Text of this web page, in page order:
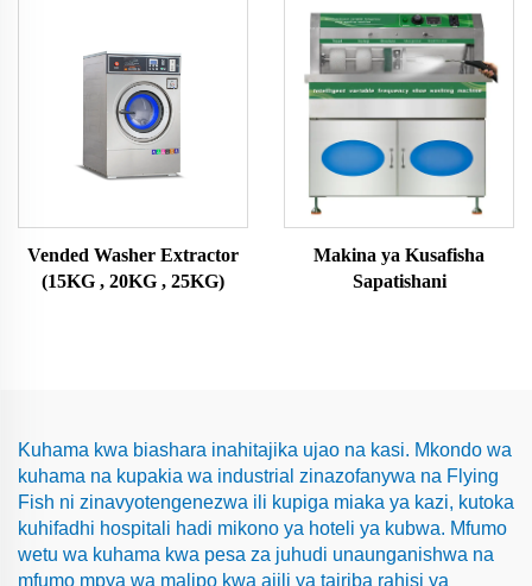
Vended Washer Extractor
(15KG , 20KG , 25KG)
Makina ya Kusafisha
Sapatishani
Kuhama kwa biashara inahitajika ujao na kasi. Mkondo wa
kuhama na kupakia wa industrial zinazofanywa na Flying
Fish ni zinavyotengenezwa ili kupiga miaka ya kazi, kutoka
kuhifadhi hospitali hadi mikono ya hoteli ya kubwa. Mfumo
wetu wa kuhama kwa pesa za juhudi unaunganishwa na
mfumo mpya wa malipo kwa ajili ya tajriba rahisi ya